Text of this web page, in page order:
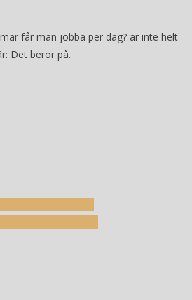
får man jobba per dag? är inte helt
Det beror på.